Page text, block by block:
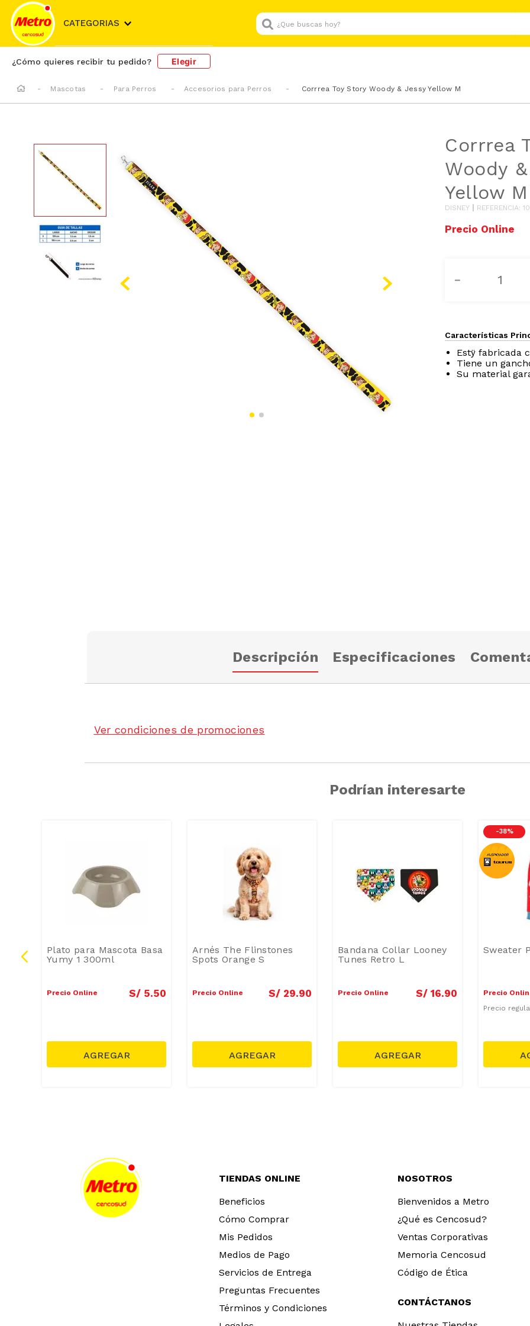
CATEGORIAS
¿Que buscas hoy?
¿Cómo quieres recibir tu pedido? Elegir
Mascotas Para Perros Accesorios para Perros Corrrea Toy Story Woody & Jessy Yellow M
Corrrea
Woody
Yellow M
DISNEY REFERENCIA:
－
Características
Estÿ fabricada
Tiene un
Su material
Descripción Especificaciones
Ver condiciones de promociones
Podrían interesarte
Plato para Mascota Basa
Yumy 1 300ml
Precio Online S/ 5.50
Arnés The Flinstones
Spots Orange S
Precio Online S/ 29.90
Bandana Collar Looney
Tunes Retro L
Precio Online S/ 16.90
-38 %
Sweater
Precio
Precio
TIENDAS ONLINE
Beneficios
Cómo Comprar
Mis Pedidos
Medios de Pago
Servicios de Entrega
Preguntas Frecuentes
Términos y Condiciones
NOSOTROS
Bienvenidos a Metro
¿Qué es Cencosud?
Ventas Corporativas
Memoria Cencosud
Código de Ética
CONTÁCTANOS